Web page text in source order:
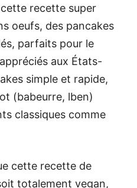
recette super
oeufs, des pancakes
parfaits pour le
aux États-
simple et rapide,
(babeurre, lben)
classiques comme
cette recette de
totalement vegan,